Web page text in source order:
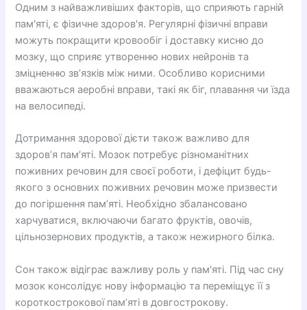
Одним з найважливіших факторів, що сприяють гарній
пам'яті, є фізичне здоров'я. Регулярні фізичні вправи
можуть покращити кровообіг і доставку кисню до
мозку, що сприяє утворенню нових нейронів та
зміцненню зв’язків між ними. Особливо корисними
вважаються аеробні вправи, такі як біг, плавання чи їзда
на велосипеді.
Дотримання здорової дієти також важливо для
здоров’я пам’яті. Мозок потребує різноманітних
поживних речовин для своєї роботи, і дефіцит будь-
якого з основних поживних речовин може призвести
до погіршення пам’яті. Необхідно збалансовано
харчуватися, включаючи багато фруктів, овочів,
цільнозернових продуктів, а також нежирного білка.
Сон також відіграє важливу роль у пам'яті. Під час сну
мозок консолідує нову інформацію та переміщує її з
короткострокової пам’яті в довгострокову.